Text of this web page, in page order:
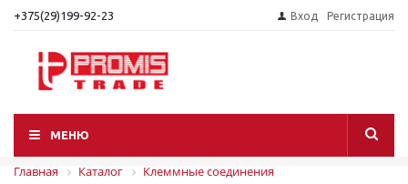
+375(29)199-92-23 Вход Регистрация
МЕНЮ
Главная Каталог
Клеммные соединения